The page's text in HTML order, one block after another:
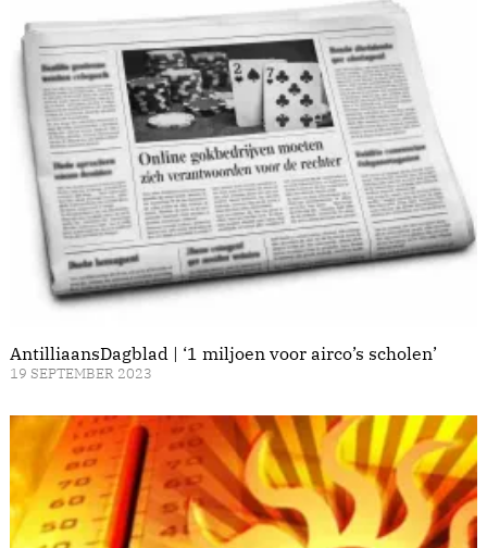
AntilliaansDagblad | ‘1 miljoen voor airco’s scholen’
19 SEPTEMBER 2023